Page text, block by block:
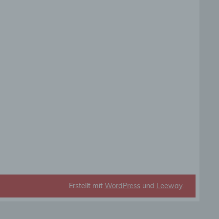
Erstellt mit WordPressund Leeway.